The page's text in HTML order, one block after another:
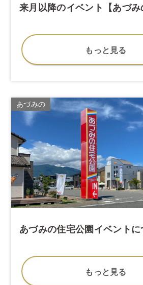
来月以降のイベント【あづみ
もっと見る
あづみの
あづみの住宅公園イベントに
もっと見る